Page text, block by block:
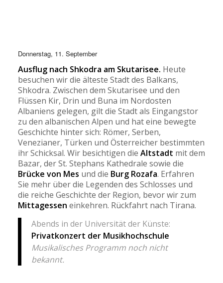
Donnerstag, 11. September
Ausflug nach Shkodra am Skutarisee. Heute
besuchen wir die älteste Stadt des Balkans,
Shkodra. Zwischen dem Skutarisee und den
Flüssen Kir, Drin und Buna im Nordosten
Albaniens gelegen, gilt die Stadt als Eingangstor
zu den albanischen Alpen und hat eine bewegte
Geschichte hinter sich: Römer, Serben,
Venezianer, Türken und Österreicher bestimmten
ihr Schicksal. Wir besichtigen die Altstadt mit dem
Bazar, der St. Stephans Kathedrale sowie die
Brücke von Mes und die Burg Rozafa. Erfahren
Sie mehr über die Legenden des Schlosses und
die reiche Geschichte der Region, bevor wir zum
Mittagessen einkehren. Rückfahrt nach Tirana.
Abends in der Universität der Künste:
Privatkonzert der Musikhochschule
Musikalisches Programm noch nicht
bekannt.